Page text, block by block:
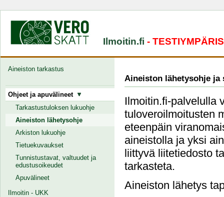
Ilmoitin.fi -
Aineiston tarkastus
Ohjeet ja apuvälineet
Tarkastustuloksen lukuohje
Aineiston lähetysohje
Arkiston lukuohje
Tietuekuvaukset
Tunnistustavat, valtuudet ja
edustusoikeudet
Apuvälineet
Ilmoitin - UKK
Aineiston lähetysohje ja
Ilmoitin.fi-palvelulla
tuloveroilmoitusten
eteenpäin
aineistolla ja yksi
liittyvä liitetiedosto
tarkasteta.
Aineiston lähetys